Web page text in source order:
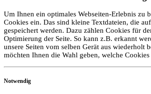
Um Ihnen ein optimales Webseiten-Erlebnis zu
Cookies ein. Das sind kleine Textdateien, die
gespeichert werden. Dazu zählen Cookies für
Optimierung der Seite. So kann z.B. erkannt
unsere Seiten vom selben Gerät aus wiederholt
möchten Ihnen die Wahl geben, welche Cookies
Notwendig